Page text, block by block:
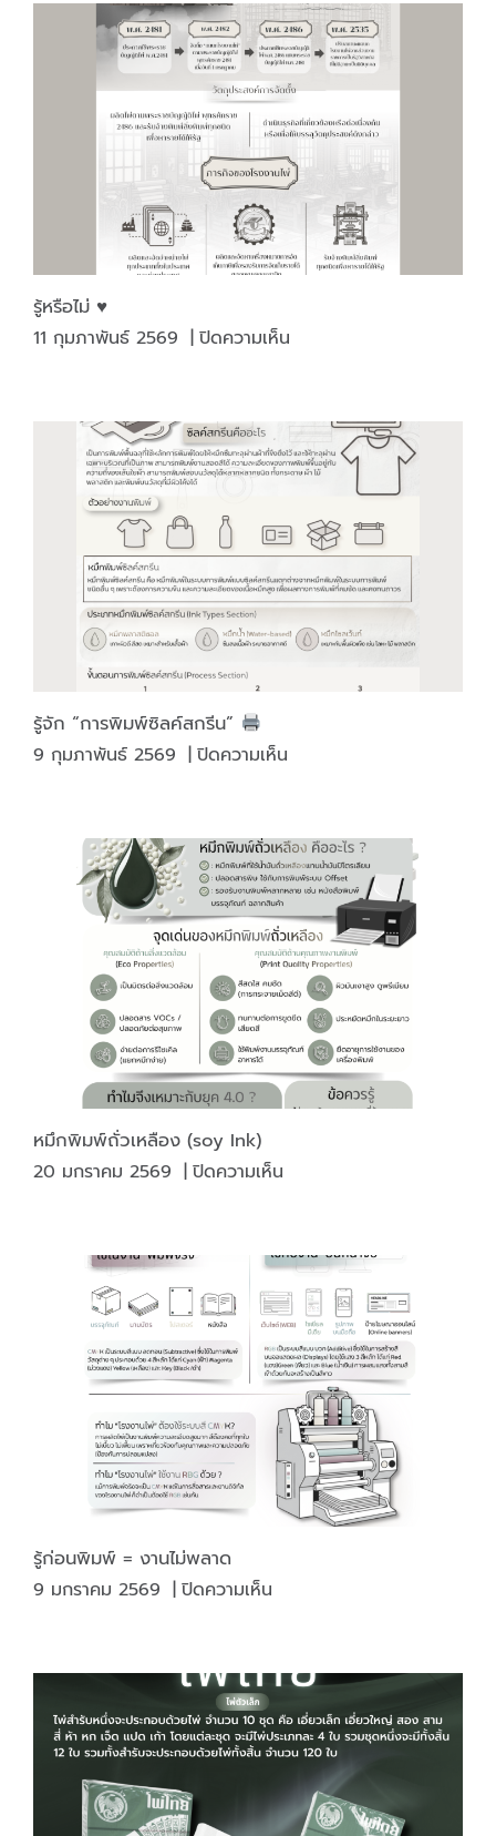
แรง
ไม่
แค่
กำไร
รู้หรือไม่ ♥️
11 กุมภาพันธ์ 2569 | ปิดความเห็นบน
♥️
รู้จัก “การพิมพ์ซิลค์สกรีน”
9 กุมภาพันธ์ 2569 | ปิดความเห็นบน
พิมพ์
ซิลค์
สกรีน”
หมึกพิมพ์ถั่วเหลือง (soy Ink)
20 มกราคม 2569 ปิดความเห็นบน
ถั่ว
เหลือง
(soy
Ink)
รู้ก่อนพิมพ์ = งานไม่พลาด
9 มกราคม 2569 | ปิดความเห็นบน
พิมพ์
=
งาน
ไม่
พลาด